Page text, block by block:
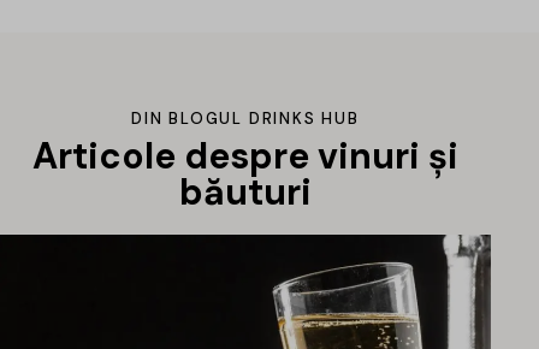
DIN BLOGUL DRINKS HUB
Articole despre vinuri și
băuturi